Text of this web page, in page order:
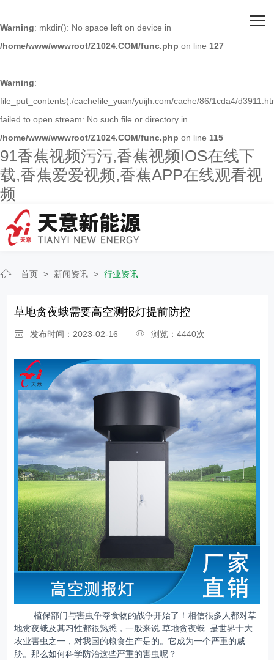
Warning: mkdir(): No space left on device in
/home/www/wwwroot/Z1024.COM/func.php on line 127
Warning:
file_put_contents(./cachefile_yuan/yuijh.com/cache/86/1cda4/
failed to open stream: No such file or directory in
/home/www/wwwroot/Z1024.COM/func.php on line 115
91香蕉视频污污,香蕉视频IOS在线下
载,香蕉爱爱视频,香蕉APP在线观看视
频
关于91香蕉视频污污
主营产品
人才招聘
新闻资讯
联系91香蕉视频污污
首页 > 新闻资讯 > 行业资讯
草地贪夜蛾需要高空测报灯提前防控
发布时间：2023-02-16 浏览：4440次
植保部门与害虫争夺食物的战争开始了！相信很多人都对草
地贪夜蛾及其习性都很熟悉，一般来说 草地贪夜蛾 是世界十大
农业害虫之一，对我国的粮食生产是的。它成为一个严重的威
胁。那么如何科学防治这些严重的害虫呢？